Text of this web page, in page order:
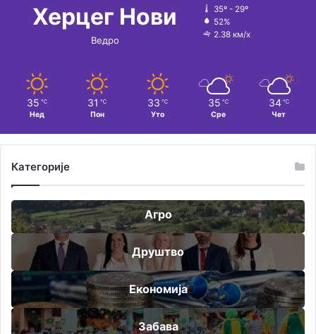
Херцег Нови
Ведро
35º - 29º
52%
2.38 км/х
35 ℃
Нед
31 ℃
Пон
33 ℃
Уто
35 ℃
Сре
34 ℃
Чет
Категорије
Агро
Друштво
Економија
Забава